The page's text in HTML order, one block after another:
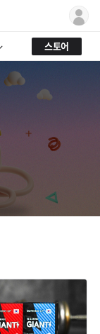
스토어